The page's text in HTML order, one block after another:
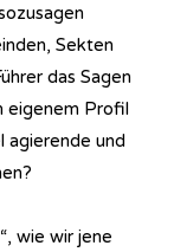
Sekten
das Sagen
eigenem Profil
agierende und
wie wir jene